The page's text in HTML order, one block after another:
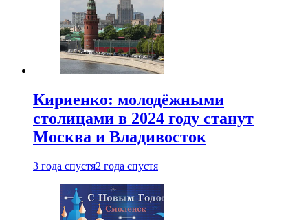
Кириенко: молодёжными
столицами в 2024 году станут
Москва и Владивосток
3 года спустя2 года спустя